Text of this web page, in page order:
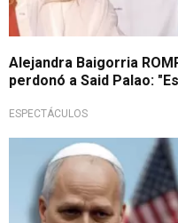
Alejandra Baigorria
perdonó a Said Palao:
ESPECTÁCULOS
Tensión entre el Vaticano y